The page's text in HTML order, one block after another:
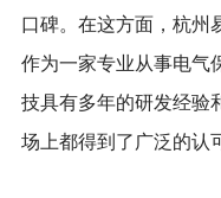
口碑。在这方面，杭州
作为一家专业从事电气
技具有多年的研发经验
场上都得到了广泛的认